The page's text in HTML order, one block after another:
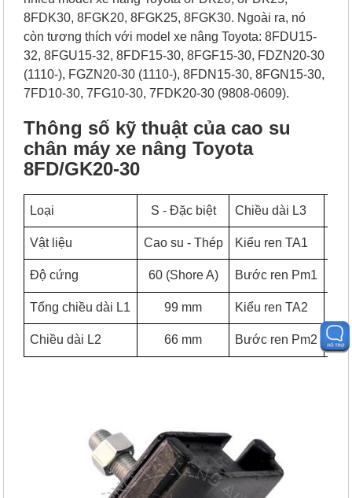
8FDK30, 8FGK20, 8FGK25, 8FGK30. Ngoài ra, nó
còn tương thích với model xe nâng Toyota: 8FDU15-
32, 8FGU15-32, 8FDF15-30, 8FGF15-30, FDZN20-30
(1110-), FGZN20-30 (1110-), 8FDN15-30, 8FGN15-30,
7FD10-30, 7FG10-30, 7FDK20-30 (9808-0609).
Thông số kỹ thuật của cao su
chân máy xe nâng Toyota
8FD/GK20-30
Loại S - Đặc biệt Chiều dài L3
Vật liệu Cao su - Thép Kiểu ren TA1
Độ cứng 60 (Shore A) Bước ren Pm1
Tổng chiều dài L1 99 mm Kiểu ren TA2
Chiều dài L2 66 mm Bước ren Pm2